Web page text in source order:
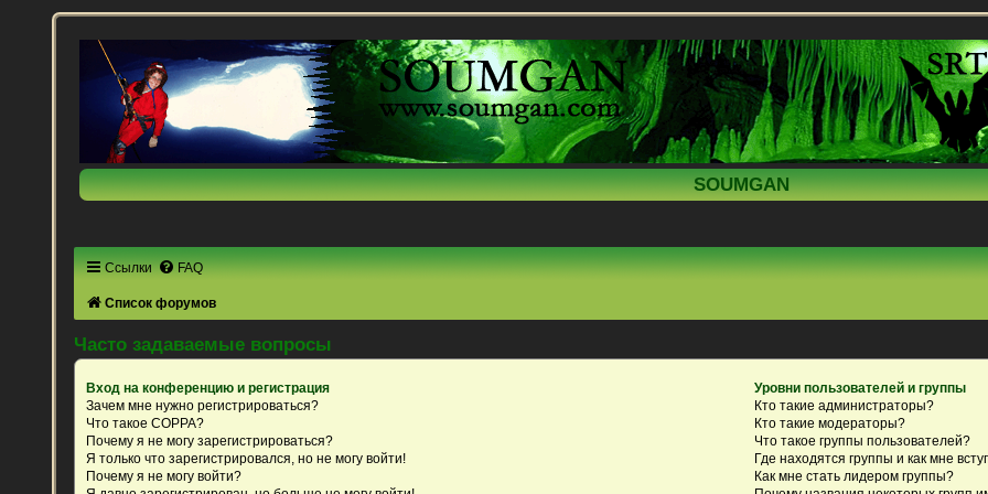
SOUMGAN
Ссылки FAQ
Список форумов
Часто задаваемые вопросы
Вход на конференцию и регистрация
Зачем мне нужно регистрироваться?
Что такое COPPA?
Почему я не могу зарегистрироваться?
Я только что зарегистрировался, но не могу войти!
Почему я не могу войти?
Уровни пользователей и группы
Кто такие администраторы?
Кто такие модераторы?
Что такое группы пользователей?
Где находятся группы и как мне
Как мне стать лидером группы?